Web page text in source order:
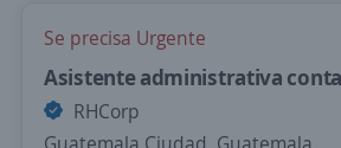
Se precisa Urgente
Asistente administrativa
RHCorp